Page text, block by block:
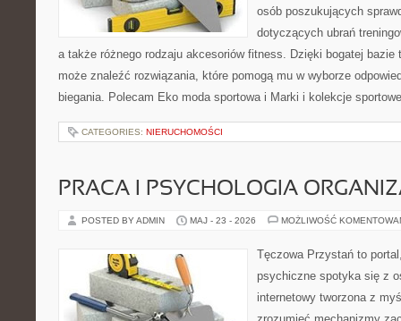
osób poszukujących
dotyczących ubrań
a także różnego rodzaju akcesoriów fitness. Dzięki bogatej
może znaleźć rozwiązania, które pomogą mu w wyborze
biegania. Polecam Eko moda sportowa i Marki i kolekcje
CATEGORIES: NIERUCHOMOŚCI
PRACA I PSYCHOLOGIA
POSTED BY ADMIN MAJ - 23 - 2026 MOŻLIWOŚĆ
Tęczowa Przystań to
psychiczne spotyka się z
internetowy tworzona z